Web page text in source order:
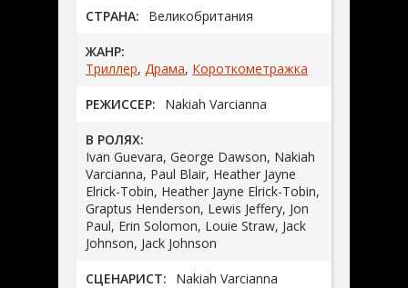
СТРАНА: Великобритания
ЖАНР:
Триллер, Драма, Короткометражка
РЕЖИССЕР: Nakiah Varcianna
В РОЛЯХ:
Ivan Guevara, George Dawson, Nakiah
Varcianna, Paul Blair, Heather Jayne
Elrick-Tobin, Heather Jayne Elrick-Tobin,
Graptus Henderson, Lewis Jeffery, Jon
Paul, Erin Solomon, Louie Straw, Jack
Johnson, Jack Johnson
СЦЕНАРИСТ: Nakiah Varcianna